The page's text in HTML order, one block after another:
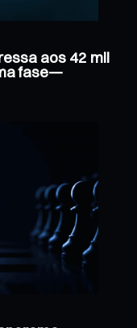
aos 42 mil
fase—